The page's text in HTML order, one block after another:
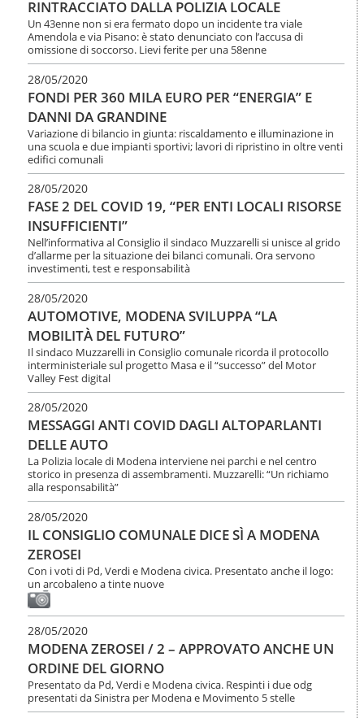
RINTRACCIATO DALLA POLIZIA LOCALE
Un 43enne non si era fermato dopo un incidente tra viale
Amendola e via Pisano: è stato denunciato con l’accusa di
omissione di soccorso. Lievi ferite per una 58enne
28/05/2020
FONDI PER 360 MILA EURO PER “ENERGIA” E
DANNI DA GRANDINE
Variazione di bilancio in giunta: riscaldamento e illuminazione in
una scuola e due impianti sportivi; lavori di ripristino in oltre venti
edifici comunali
28/05/2020
FASE 2 DEL COVID 19, “PER ENTI LOCALI RISORSE
INSUFFICIENTI”
Nell’informativa al Consiglio il sindaco Muzzarelli si unisce al grido
d’allarme per la situazione dei bilanci comunali. Ora servono
investimenti, test e responsabilità
28/05/2020
AUTOMOTIVE, MODENA SVILUPPA “LA
MOBILITÀ DEL FUTURO”
Il sindaco Muzzarelli in Consiglio comunale ricorda il protocollo
interministeriale sul progetto Masa e il “successo” del Motor
Valley Fest digital
28/05/2020
MESSAGGI ANTI COVID DAGLI ALTOPARLANTI
DELLE AUTO
La Polizia locale di Modena interviene nei parchi e nel centro
storico in presenza di assembramenti. Muzzarelli: “Un richiamo
alla responsabilità”
28/05/2020
IL CONSIGLIO COMUNALE DICE SÌ A MODENA
ZEROSEI
Con i voti di Pd, Verdi e Modena civica. Presentato anche il logo:
un arcobaleno a tinte nuove
28/05/2020
MODENA ZEROSEI / 2 – APPROVATO ANCHE UN
ORDINE DEL GIORNO
Presentato da Pd, Verdi e Modena civica. Respinti i due odg
presentati da Sinistra per Modena e Movimento 5 stelle